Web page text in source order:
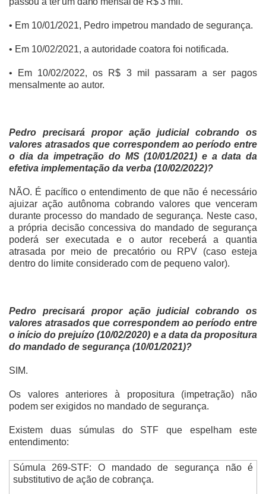
• Em 10/01/2021, Pedro impetrou mandado de segurança.
• Em 10/02/2021, a autoridade coatora foi notificada.
• Em 10/02/2022, os R$ 3 mil passaram a ser pagos
mensalmente ao autor.
Pedro precisará propor ação judicial cobrando os
valores atrasados que correspondem ao período entre
o dia da impetração do MS (10/01/2021) e a data da
efetiva implementação da verba (10/02/2022)?
NÃO. É pacífico o entendimento de que não é necessário
ajuizar ação autônoma cobrando valores que venceram
durante processo do mandado de segurança. Neste caso,
a própria decisão concessiva do mandado de segurança
poderá ser executada e o autor receberá a quantia
atrasada por meio de precatório ou RPV (caso esteja
dentro do limite considerado com de pequeno valor).
Pedro precisará propor ação judicial cobrando os
valores atrasados que correspondem ao período entre
o início do prejuízo (10/02/2020) e a data da propositura
do mandado de segurança (10/01/2021)?
SIM.
Os valores anteriores à propositura (impetração) não
podem ser exigidos no mandado de segurança.
Existem duas súmulas do STF que espelham este
entendimento:
Súmula 269-STF: O mandado de segurança não é
substitutivo de ação de cobrança.